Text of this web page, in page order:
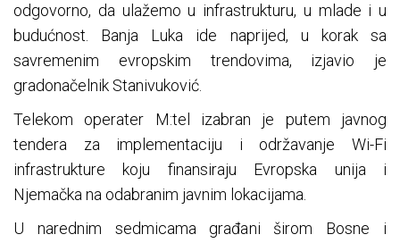
odgovorno, da ulažemo u infrastrukturu, u mlade i u
budućnost. Banja Luka ide naprijed, u korak sa
savremenim evropskim trendovima, izjavio je
gradonačelnik Stanivuković.
Telekom operater M:tel izabran je putem javnog
tendera za implementaciju i održavanje Wi-Fi
infrastrukture koju finansiraju Evropska unija i
Njemačka na odabranim javnim lokacijama.
U narednim sedmicama građani širom Bosne i